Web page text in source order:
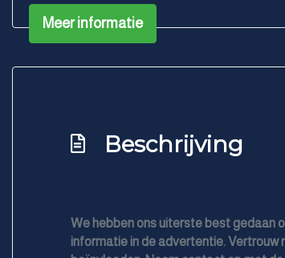
Meer informatie
Beschrijving
We hebben ons uiterste best gedaan
informatie in de advertentie. Vertrouw